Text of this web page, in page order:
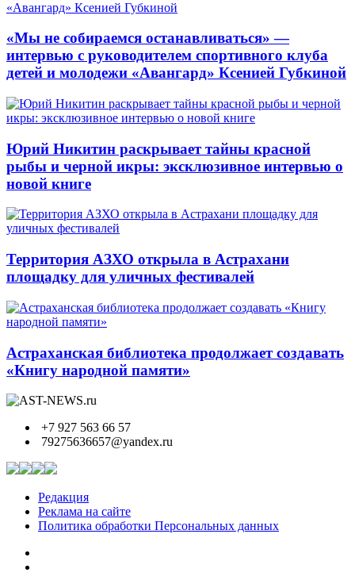
«Мы не собираемся останавливаться» —
интервью с руководителем спортивного клуба
детей и молодежи «Авангард» Ксенией Губкиной
Юрий Никитин раскрывает тайны красной
рыбы и черной икры: эксклюзивное интервью о
новой книге
Территория АЗХО открыла в Астрахани
площадку для уличных фестивалей
Астраханская библиотека продолжает создавать
«Книгу народной памяти»
+7 927 563 66 57
79275636657@yandex.ru
Редакция
Реклама на сайте
Политика обработки Персональных данных